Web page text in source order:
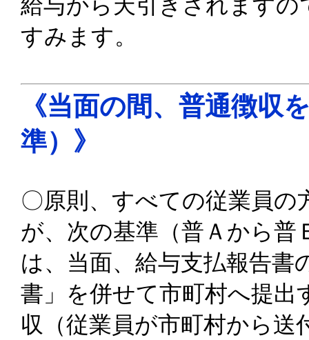
すみます。
《当面の間、普通徴収
準）》
〇原則、すべての従業員
が、次の基準（普Ａから
は、当面、給与支払報告書
書」を併せて市町村へ提出
収（従業員が市町村から送